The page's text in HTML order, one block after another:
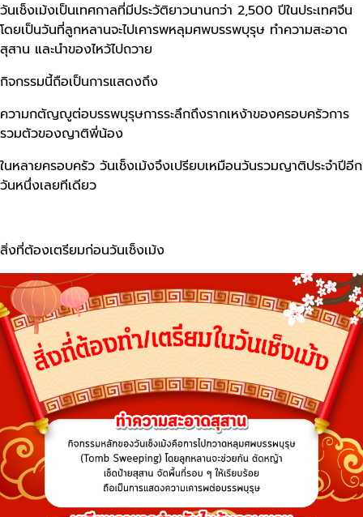
วันเช็งเม้งเป็นเทศกาลที่มีประวัติยาวนานกว่า 2,500 ปีในประเทศจีน
โดยเป็นวันที่ลูกหลานจะไปเคารพหลุมศพบรรพบุรุษ ทำความสะอาด
สุสาน และนำของไหว้ไปถวาย
กิจกรรมนี้ถือเป็นการแสดงถึง
ความกตัญญูต่อบรรพบุรุษการระลึกถึงรากเหง้าของครอบครัวการ
รวมตัวของญาติพี่น้อง
ในหลายครอบครัว วันเช็งเม้งจึงเปรียบเหมือนวันรวมญาติประจำปีอีก
วันหนึ่งเลยทีเดียว
สิ่งที่ต้องเตรียมก่อนวันเช็งเม้ง